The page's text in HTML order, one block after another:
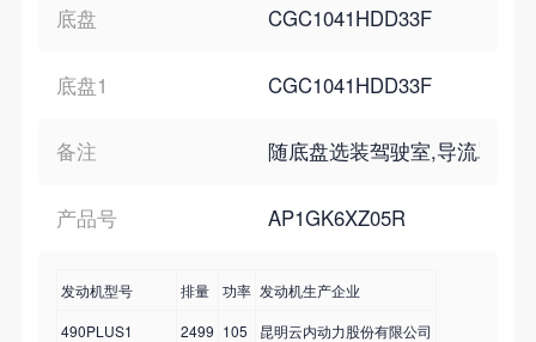
底盘 CGC1041HDD33F
底盘1 CGC1041HDD33F
备注 随底盘选装驾驶室,导流罩为
产品号 AP1GK6XZ05R
发动机型号 排量 功率 发动机生产企业
490PLUS1
2499 105
昆明云内动力股份有限公司